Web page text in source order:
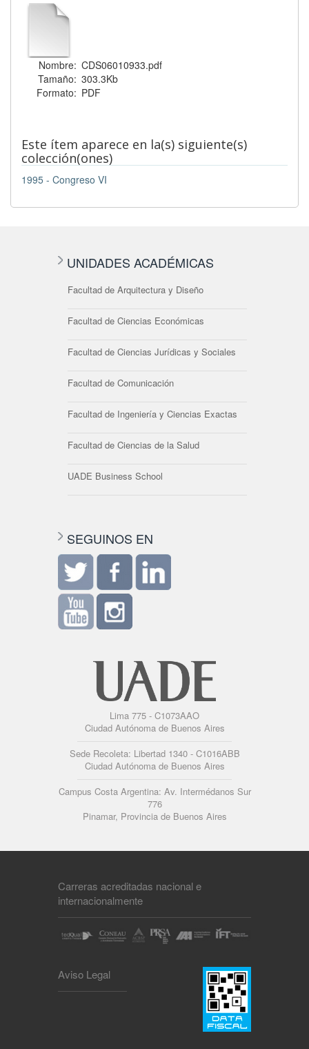
Nombre: CDS06010933.pdf
Tamaño: 303.3Kb
Formato: PDF
Este ítem aparece en la(s) siguiente(s)
colección(ones)
1995 - Congreso VI
UNIDADES ACADÉMICAS
Facultad de Arquitectura y Diseño
Facultad de Ciencias Económicas
Facultad de Ciencias Jurídicas y Sociales
Facultad de Comunicación
Facultad de Ingeniería y Ciencias Exactas
Facultad de Ciencias de la Salud
UADE Business School
SEGUINOS EN
Lima 775 - C1073AAO
Ciudad Autónoma de Buenos Aires
Sede Recoleta: Libertad 1340 - C1016ABB
Ciudad Autónoma de Buenos Aires
Campus Costa Argentina: Av. Intermédanos Sur
776
Pinamar, Provincia de Buenos Aires
Carreras acreditadas nacional e
internacionalmente
Aviso Legal